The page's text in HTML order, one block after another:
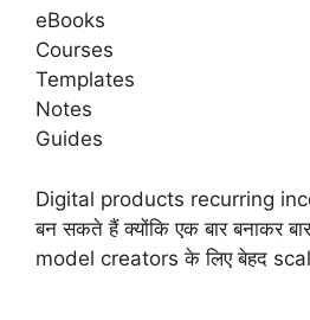
eBooks
Courses
Templates
Notes
Guides
Digital products recurring
बन सकते हैं क्योंकि एक बार बनाकर
model creators के लिए बेहद